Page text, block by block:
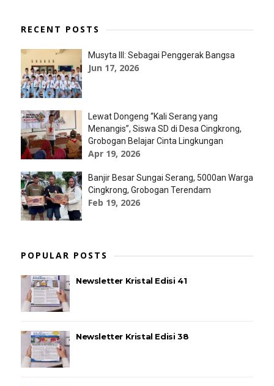
RECENT POSTS
Musyta III: Sebagai Penggerak Bangsa
Jun 17, 2026
Lewat Dongeng “Kali Serang yang
Menangis”, Siswa SD di Desa Cingkrong,
Grobogan Belajar Cinta Lingkungan
Apr 19, 2026
Banjir Besar Sungai Serang, 5000an Warga
Cingkrong, Grobogan Terendam
Feb 19, 2026
POPULAR POSTS
Newsletter Kristal Edisi 41
Newsletter Kristal Edisi 38